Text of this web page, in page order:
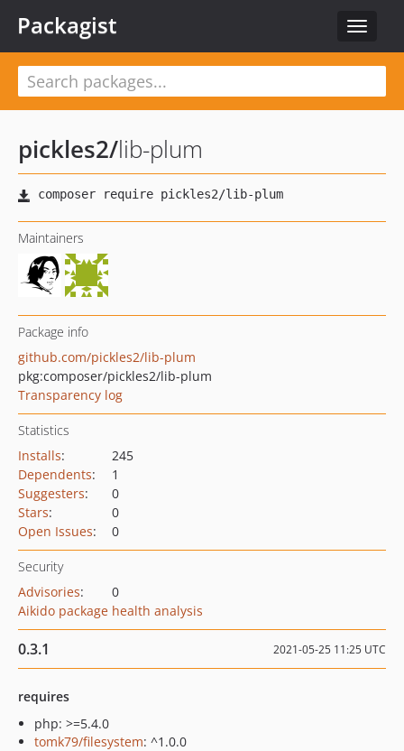
Toggle
Packagist
pickles2/lib-plum
Maintainers
Package info
github.com/pickles2/lib-plum
pkg:composer/pickles2/lib-plum
Transparency log
Statistics
Installs:
245
Dependents:
1
Suggesters:
0
Stars:
0
Open Issues: 0
Security
Advisories:
0
Aikido package health analysis
0.3.1 2021-05-25 11:25 UTC
requires
php: >=5.4.0
tomk79/filesystem: ^1.0.0